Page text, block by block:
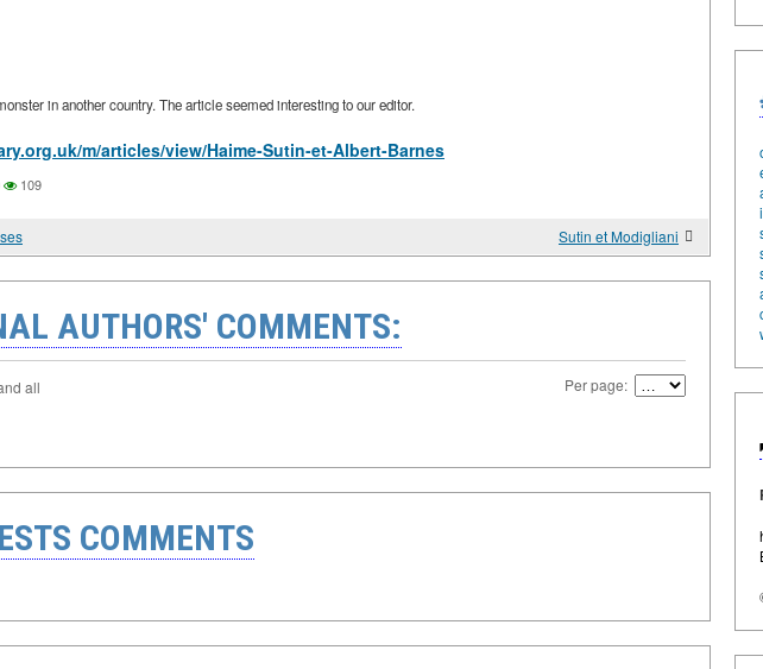
in another country. The article seemed interesting to our editor.
m/articles/view/Haime-Sutin-et-Albert-Barnes
109
Sutin et Modigliani
AUTHORS' COMMENTS:
all Per page:
COMMENTS